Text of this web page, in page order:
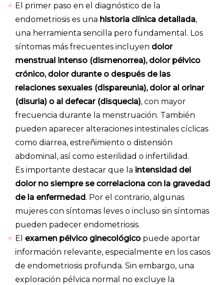
El primer paso en el diagnóstico de la
endometriosis es una historia clínica detallada,
una herramienta sencilla pero fundamental. Los
síntomas más frecuentes incluyen dolor
menstrual intenso (dismenorrea), dolor pélvico
crónico, dolor durante o después de las
relaciones sexuales (dispareunia), dolor al orinar
(disuria) o al defecar (disquecia), con mayor
frecuencia durante la menstruación. También
pueden aparecer alteraciones intestinales cíclicas
como diarrea, estreñimiento o distensión
abdominal, así como esterilidad o infertilidad.
Es importante destacar que la intensidad del
dolor no siempre se correlaciona con la gravedad
de la enfermedad . Por el contrario, algunas
mujeres con síntomas leves o incluso sin síntomas
pueden padecer endometriosis.
El examen pélvico ginecológico puede aportar
información relevante, especialmente en los casos
de endometriosis profunda. Sin embargo, una
exploración pélvica normal no excluye la